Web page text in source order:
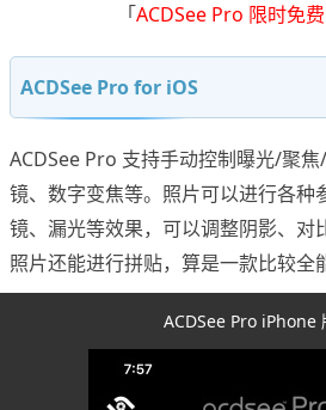
「ACDSee Pro 限时免
ACDSee Pro for iOS
ACDSee Pro 支持手动控制曝光/聚
镜、数字变焦等。照片可以进行各种
镜、漏光等效果，可以调整阴影、对
照片还能进行拼贴，算是一款比较全
ACDSee Pro iPhone